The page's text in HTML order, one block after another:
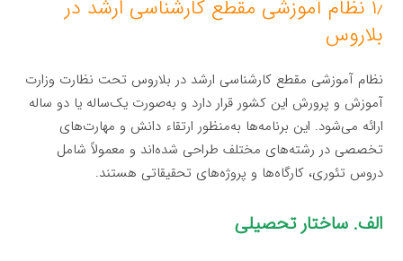
۱٫ نظام آموزشی مقطع کارشناسی ارشد در
بلاروس
نظام آموزشی مقطع کارشناسی ارشد در بلاروس تحت نظارت وزارت
آموزش و پرورش این کشور قرار دارد و به‌صورت یک‌ساله یا دو ساله
ارائه می‌شود. این برنامه‌ها به‌منظور ارتقاء دانش و مهارت‌های
تخصصی در رشته‌های مختلف طراحی شده‌اند و معمولاً شامل
دروس تئوری، کارگاه‌ها و پروژه‌های تحقیقاتی هستند.
الف. ساختار تحصیلی